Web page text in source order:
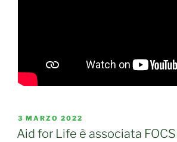
PUBBLICATO
IL
3 MARZO 2022
Aid for Life è associata